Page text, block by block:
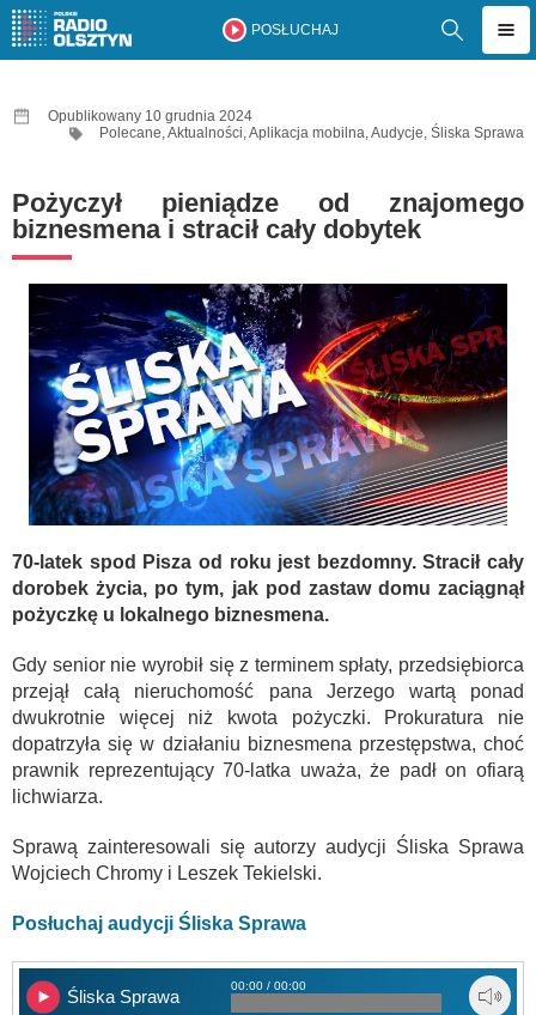
POSŁUCHAJ
Opublikowany 10 grudnia 2024
Polecane,Aktualności,Aplikacja mobilna,Audycje, Śliska Sprawa
Pożyczył pieniądze od znajomego
biznesmena i stracił cały dobytek
70-latek spod Pisza od roku jest bezdomny. Stracił cały
dorobek życia, po tym, jak pod zastaw domu zaciągnął
pożyczkę u lokalnego biznesmena.
Gdy senior nie wyrobił się z terminem spłaty, przedsiębiorca
przejął całą nieruchomość pana Jerzego wartą ponad
dwukrotnie więcej niż kwota pożyczki. Prokuratura nie
dopatrzyła się w działaniu biznesmena przestępstwa, choć
prawnik reprezentujący 70-latka uważa, że padł on ofiarą
lichwiarza.
Sprawą zainteresowali się autorzy audycji Śliska Sprawa
Wojciech Chromy i Leszek Tekielski.
Posłuchaj audycji Śliska Sprawa
Śliska Sprawa
00:00 / 00:00